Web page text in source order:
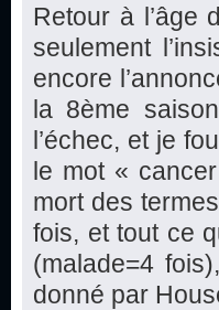
Retour à l’âge
seulement
encore
la 8ème
l’échec, et je
le mot «
mort des
fois, et tout ce
(malade=4
donné par